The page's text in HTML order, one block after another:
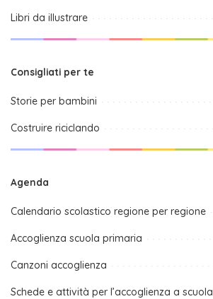
Libri da illustrare
Consigliati per te
Storie per bambini
Costruire riciclando
Agenda
Calendario scolastico regione per regione
Accoglienza scuola primaria
Canzoni accoglienza
Schede e attività per l’accoglienza a scuola